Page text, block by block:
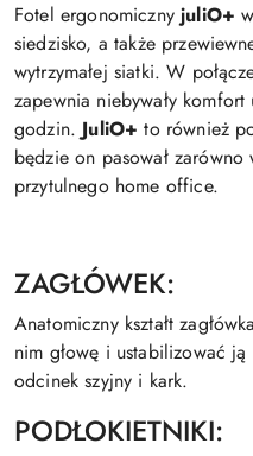
Fotel ergonomicznyjuliO+
siedzisko, a także
wytrzymałej siatki. W
zapewnia niebywały
godzin. JuliO+ to również
będzie on pasował
przytulnego home office.
ZAGŁÓWEK:
Anatomiczny kształt
nim głowę i ustabilizować
odcinek szyjny i kark.
PODŁOKIETNIKI: